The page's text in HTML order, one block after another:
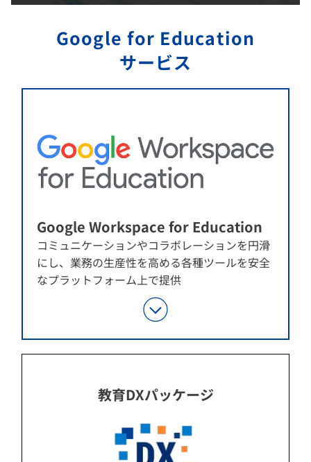
Google for Education
サービス
Google Workspace for Education
コミュニケーションやコラボレーションを円滑
にし、業務の生産性を高める各種ツールを安全
なプラットフォーム上で提供
教育DXパッケージ